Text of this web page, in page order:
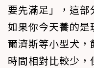
要先滿足」，這部
如果你今天養的
爾濟斯等小型犬
時間相對比較少